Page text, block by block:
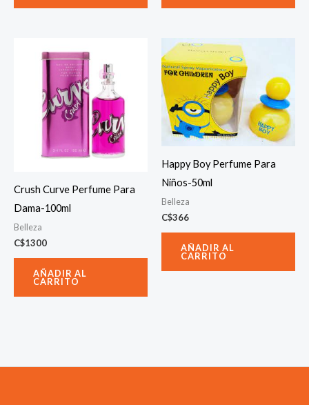
Crush Curve Perfume Para
Dama-100ml
Belleza
C$1300
AÑADIR AL
CARRITO
Happy Boy Perfume Para
Niños-50ml
Belleza
C$366
AÑADIR AL
CARRITO